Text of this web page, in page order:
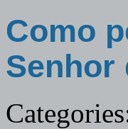
Como
Senhor